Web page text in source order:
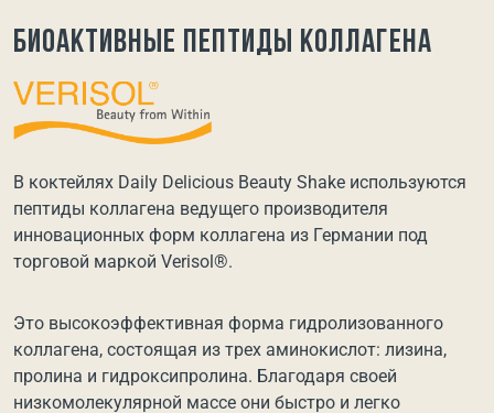
Биоактивные пептиды коллагена
В коктейлях Daily Delicious Beauty Shake используются
пептиды коллагена ведущего производителя
инновационных форм коллагена из Германии под
торговой маркой Verisol®.
Это высокоэффективная форма гидролизованного
коллагена, состоящая из трех аминокислот: лизина,
пролина и гидроксипролина. Благодаря своей
низкомолекулярной массе они быстро и легко